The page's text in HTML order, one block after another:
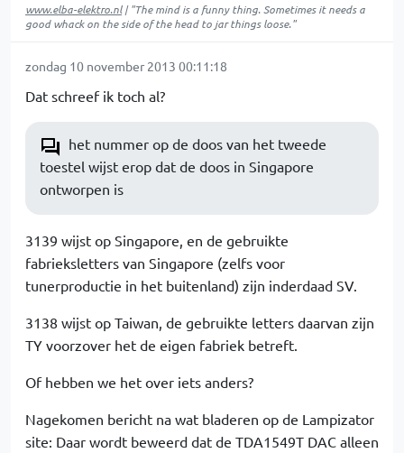
www.elba-elektro.nl| "The mind is a funny thing. Sometimes it needs a
good whack on the side of the head to jar things loose."
zondag 10 november 2013 00:11:18
Dat schreef ik toch al?
het nummer op de doos van het tweede
toestel wijst erop dat de doos in Singapore
ontworpen is
3139 wijst op Singapore, en de gebruikte
fabrieksletters van Singapore (zelfs voor
tunerproductie in het buitenland) zijn inderdaad SV.
3138 wijst op Taiwan, de gebruikte letters daarvan zijn
TY voorzover het de eigen fabriek betreft.
Of hebben we het over iets anders?
Nagekomen bericht na wat bladeren op de Lampizator
site: Daar wordt beweerd dat de TDA1549T DAC alleen